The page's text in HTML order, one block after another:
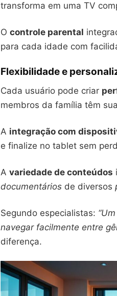
transforma em uma TV
O controle parental
para cada idade com
Flexibilidade e
Cada usuário pode criar
membros da família têm
A integração com
e finalize no tablet sem
A variedade de conteúdos
documentários de diversos
Segundo especialistas:
navegar facilmente entre
diferença.